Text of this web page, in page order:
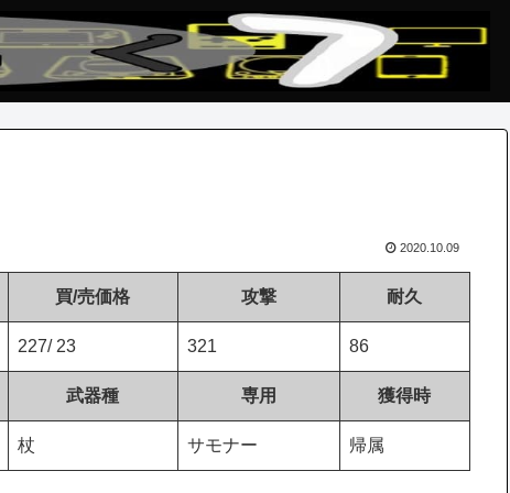
2020.10.09
買/売価格 攻撃 耐久
227/ 23 321 86
武器種 専用 獲得時
杖 サモナー 帰属